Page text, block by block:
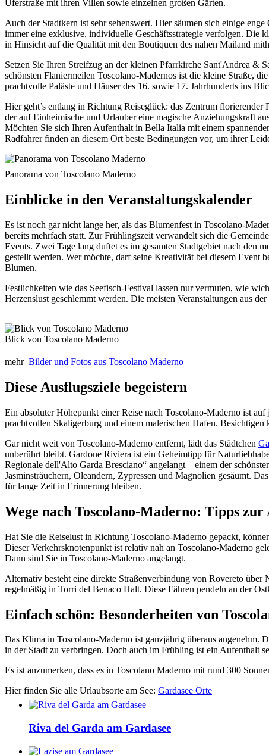
Uferstraße mit ihren Villen sowie einzelnen großen Gärten.
Auch der Stadtkern ist sehr sehenswert. Hier säumen sich einige
immer eine exklusive, individuelle Geschäftsstrategie verfolgen. Die
in Hinsicht auf die Qualität mit den Boutiquen des nahen Mailand
Setzen Sie Ihren Streifzug an der kleinen Pfarrkirche Sant'Andrea &
schönsten Flaniermeilen Toscolano-Madernos ist die kleine Straße,
prachtvolle Paläste und Häuser des 16. sowie 17. Jahrhunderts ins
Hier geht’s entlang in Richtung Reiseglück: das Zentrum
der auf Einheimische und Urlauber eine magische Anziehungskraft
Möchten Sie sich Ihren Aufenthalt in Bella Italia mit einem
Radfahrer finden an diesem Ort beste Bedingungen vor, um ihrer
Panorama von Toscolano Maderno
Einblicke in den Veranstaltungskalender
Es ist noch gar nicht lange her, als das Blumenfest in Toscolano-
bereits mehrfach statt. Zur Frühlingszeit verwandelt sich die
Events. Zwei Tage lang duftet es im gesamten Stadtgebiet nach den
gestellt werden. Wer möchte, darf seine Kreativität bei diesem
Blumen.
Festlichkeiten wie das Seefisch-Festival lassen nur vermuten, wie
Herzenslust geschlemmt werden. Die meisten Veranstaltungen aus
Blick von Toscolano Maderno
mehr Bilder und Fotos aus Toscolano Maderno
Diese Ausflugsziele begeistern
Ein absoluter Höhepunkt einer Reise nach Toscolano-Maderno ist
prachtvollen Skaligerburg und einem malerischen Hafen.
Gar nicht weit von Toscolano-Maderno entfernt, lädt das Städtchen
unberührt bleibt. Gardone Riviera ist ein Geheimtipp für
Regionale dell'Alto Garda Bresciano“ angelangt – einem der
Jasminsträuchern, Oleandern, Zypressen und Magnolien gesäumt.
für lange Zeit in Erinnerung bleiben.
Wege nach Toscolano-Maderno: Tipps
Hat Sie die Reiselust in Richtung Toscolano-Maderno gepackt,
Dieser Verkehrsknotenpunkt ist relativ nah an Toscolano-Maderno
Dann sind Sie in Toscolano-Maderno angelangt.
Alternativ besteht eine direkte Straßenverbindung von Rovereto
regelmäßig in Torri del Benaco Halt. Diese Fähren pendeln an der
Einfach schön: Besonderheiten von
Das Klima in Toscolano-Maderno ist ganzjährig überaus angenehm.
in der Stadt zu verbringen. Doch auch im Frühling ist ein Aufenthalt
Es ist anzumerken, dass es in Toscolano Maderno mit rund 300
Hier finden Sie alle Urlaubsorte am See: Gardasee Orte
Riva del Garda am Gardasee